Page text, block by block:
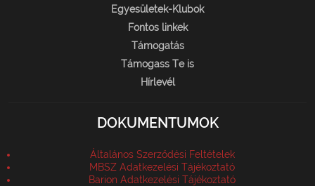
Egyesületek-Klubok
Fontos linkek
Támogatás
Támogass Te is
Hírlevél
DOKUMENTUMOK
Általános Szerződési Feltételek
MBSZ Adatkezelési Tájékoztató
Barion Adatkezelési Tájékoztató